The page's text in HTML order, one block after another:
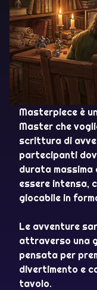
Masterpiece è
Master che
scrittura di
partecipanti
durata massima
essere intensa,
giocabile in
Le avventure
attraverso una
pensata per
divertimento e
tavolo.